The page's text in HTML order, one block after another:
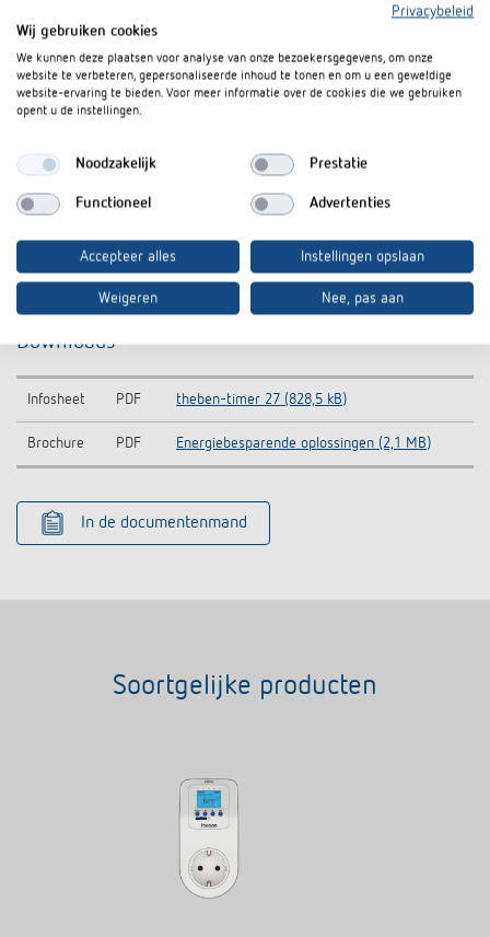
Downloads
Infosheet PDF theben-timer 27 (828,5 kB)
Brochure PDF Energiebesparende oplossingen (2,1 MB)
In de documentenmand
Soortgelijke producten
Privacybeleid
Wij gebruiken cookies
We kunnen deze plaatsen voor analyse van onze bezoekersgegevens, om onze
website te verbeteren, gepersonaliseerde inhoud te tonen en om u een geweldige
website-ervaring te bieden. Voor meer informatie over de cookies die we gebruiken
opent u de instellingen.
Noodzakelijk Prestatie
Functioneel Advertenties
Accepteer alles Instellingen opslaan
Weigeren Nee, pas aan